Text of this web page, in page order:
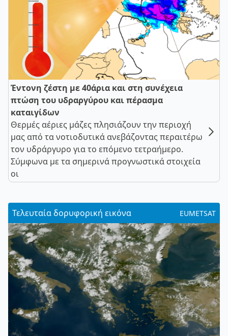
Έντονη ζέστη με 40άρια και στη συνέχεια
πτώση του υδραργύρου και πέρασμα
καταιγίδων
Θερμές αέριες μάζες πλησιάζουν την περιοχή
μας από τα νοτιοδυτικά ανεβάζοντας περαιτέρω
τον υδράργυρο για το επόμενο τετραήμερο.
Σύμφωνα με τα σημερινά προγνωστικά στοιχεία
οι
Τελευταία δορυφορική εικόνα EUMETSAT